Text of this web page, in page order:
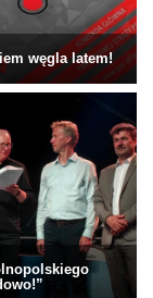
węgla latem!